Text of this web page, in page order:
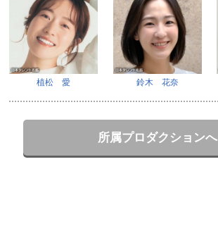
植松 愛 鈴木 花奈
所属プロダクションへ